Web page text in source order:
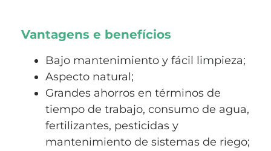
Vantagens e benefícios
Bajo mantenimiento y fácil limpieza;
Aspecto natural;
Grandes ahorros en términos de
tiempo de trabajo, consumo de agua,
fertilizantes, pesticidas y
mantenimiento de sistemas de riego;